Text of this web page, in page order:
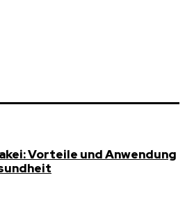
Vorteile und Anwendung